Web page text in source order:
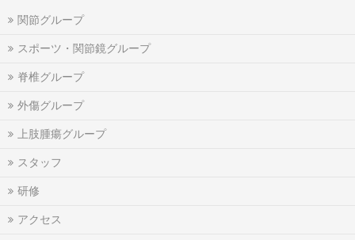
関節グループ
スポーツ・関節鏡グループ
脊椎グループ
外傷グループ
上肢腫瘍グループ
スタッフ
研修
アクセス